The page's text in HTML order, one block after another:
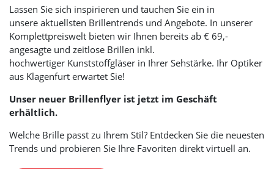
Lassen Sie sich inspirieren und tauchen Sie ein in
unsere aktuellsten Brillentrends und Angebote. In unserer
Komplettpreiswelt bieten wir Ihnen bereits ab € 69,-
angesagte und zeitlose Brillen inkl.
hochwertiger Kunststoffgläser in Ihrer Sehstärke. Ihr Optiker
aus Klagenfurt erwartet Sie!
Unser neuer Brillenflyer ist jetzt im Geschäft
erhältlich.
Welche Brille passt zu Ihrem Stil? Entdecken Sie die neuesten
Trends und probieren Sie Ihre Favoriten direkt virtuell an.